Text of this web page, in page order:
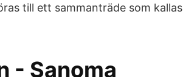
till ett sammanträde som kallas
- Sanoma